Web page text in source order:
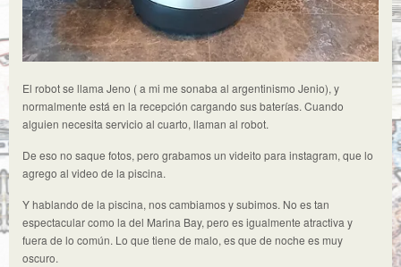
El robot se llama Jeno ( a mi me sonaba al argentinismo Jenio), y
normalmente está en la recepción cargando sus baterías. Cuando
alguien necesita servicio al cuarto, llaman al robot.
De eso no saque fotos, pero grabamos un videito para instagram, que lo
agrego al video de la piscina.
Y hablando de la piscina, nos cambiamos y subimos. No es tan
espectacular como la del Marina Bay, pero es igualmente atractiva y
fuera de lo común. Lo que tiene de malo, es que de noche es muy
oscuro.